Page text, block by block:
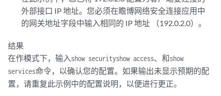
外部接口 IP 地址。您必须在瞻博网络安全连接应用中
的网关地址字段中输入相同的 IP 地址 （192.0.2.0）。
结果
在作模式下，输入show securityshow access、和show
services命令，以确认您的配置。如果输出未显示预期的配
置，请重复此示例中的配置说明，以便进行更正。